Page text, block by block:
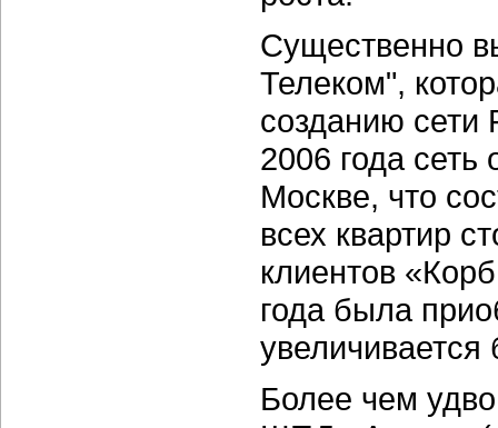
Существенно
Телеком",
созданию сети
2006 года
Москве, что
всех квартир
клиентов
года была
Более чем